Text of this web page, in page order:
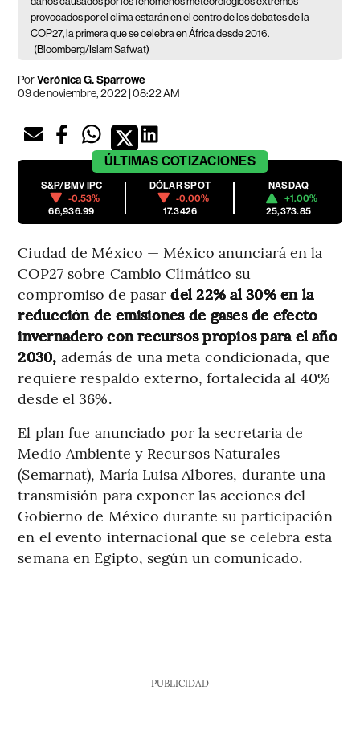
provocados por el clima estarán en el centro de los debates de la
COP27, la primera que se celebra en África desde 2016.
(Bloomberg/Islam Safwat)
PorVerónica G. Sparrowe
09 de noviembre, 2022 | 08:22 AM
ÚLTIMAS COTIZACIONES
S&P/BMV IPC
-0.53%
66,936.99
DÓLAR SPOT
-0.00%
17.3426
NASDAQ
+1.00%
25,373.85
Ciudad de México — México anunciará en la
COP27 sobre Cambio Climático su
compromiso de pasardel 22% al 30% en la
reducción de emisiones de gases de efecto
invernadero con recursos propios para el año
2030, además de una meta condicionada, que
requiere respaldo externo, fortalecida al 40%
desde el 36%.
El plan fue anunciado por la secretaria de
Medio Ambiente y Recursos Naturales
(Semarnat), María Luisa Albores, durante una
transmisión para exponer las acciones del
Gobierno de México durante su participación
en el evento internacional que se celebra esta
semana en Egipto, según un comunicado.
PUBLICIDAD